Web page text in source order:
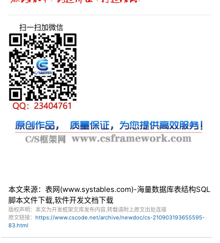
扫一扫加微信
本文来源：表网(www.systables.com)-海量数据库表结构SQL
脚本文件下载,软件开发文档下载
版权声明：本文为开发框架文库发布内容,转载请附上原文出处连接
原文链接： https://www.cscode.net/archive/newdoc/cs-210903193655595-
83.html